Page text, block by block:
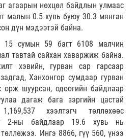
агаарын нөхцөл байдлын улмаас
малын 0.5 хувь буюу 30.3 мянган
дүн мэдээтэй байна.
15 сумын 59 багт 6108 малчин
тавтай сайхан хаваржиж байна.
хэвийн, гурван сар гарсаар
Ханхонгор сумдаар гурван
орж шуурсан, одоогийн байдлаар
дагаж бага зэргийн цастай
хээлтэгч төллөхөөс
2-ны байдлаар 19.6 хувь нь
Ингэ 8866, гүү 560, үнээ